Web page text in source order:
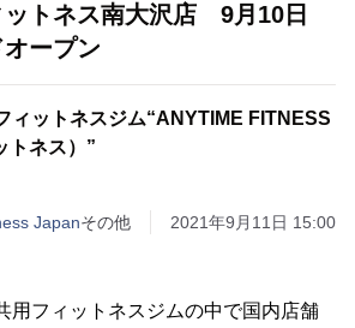
ットネス南大沢店 9月10日
オープン
ィットネスジム“ANYTIME FITNESS
トネス）”
Japanその他 2021年9月11日 15:00
用フィットネスジムの中で国内店舗